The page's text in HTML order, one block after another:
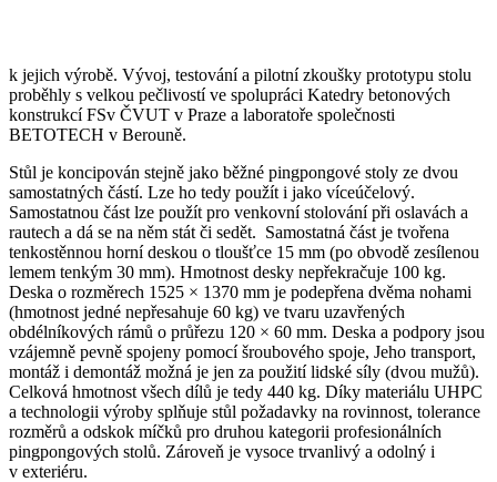
k jejich výrobě. Vývoj, testování a pilotní zkoušky prototypu stolu
proběhly s velkou pečlivostí ve spolupráci Katedry betonových
konstrukcí FSv ČVUT v Praze a laboratoře společnosti
BETOTECH v Berouně.
Stůl je koncipován stejně jako běžné pingpongové stoly ze dvou
samostatných částí. Lze ho tedy použít i jako víceúčelový.
Samostatnou část lze použít pro venkovní stolování při oslavách a
rautech a dá se na něm stát či sedět. Samostatná část je tvořena
tenkostěnnou horní deskou o tloušťce 15 mm (po obvodě zesílenou
lemem tenkým 30 mm). Hmotnost desky nepřekračuje 100 kg.
Deska o rozměrech 1525 × 1370 mm je podepřena dvěma nohami
(hmotnost jedné nepřesahuje 60 kg) ve tvaru uzavřených
obdélníkových rámů o průřezu 120 × 60 mm. Deska a podpory jsou
vzájemně pevně spojeny pomocí šroubového spoje, Jeho transport,
montáž i demontáž možná je jen za použití lidské síly (dvou mužů).
Celková hmotnost všech dílů je tedy 440 kg. Díky materiálu UHPC
a technologii výroby splňuje stůl požadavky na rovinnost, tolerance
rozměrů a odskok míčků pro druhou kategorii profesionálních
pingpongových stolů. Zároveň je vysoce trvanlivý a odolný i
v exteriéru.